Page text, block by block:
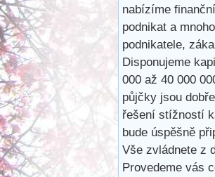
nabízíme
podnikat a
podnikatele,
Disponujeme
000 až 40 000
půjčky jsou
řešení stížností
bude úspěšně
Vše zvládnete z
Provedeme vás